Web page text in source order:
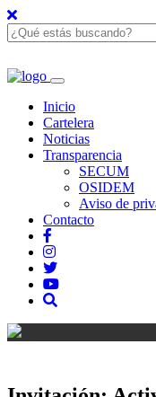
Inicio
Cartelera
Noticias
Transparencia
SECUM
OSIDEM
Aviso de
Contacto